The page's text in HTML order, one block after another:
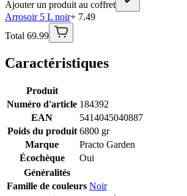
Ajouter un produit au coffret
Arrosoir 5 L noir+ 7.49
Total 69.99
Caractéristiques
Produit
Numéro d'article 184392
EAN
5414045040887
Poids du produit 6800 gr
Marque
Practo Garden
Écochèque
Oui
Généralités
Famille de couleurs Noir